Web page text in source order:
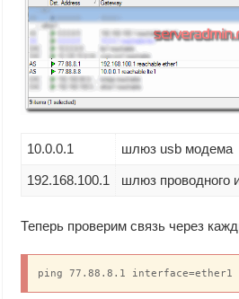
10.0.0.1 шлюз usb модема
192.168.100.1 шлюз проводного
Теперь проверим связь через
ping 77.88.8.1 interface=ether1